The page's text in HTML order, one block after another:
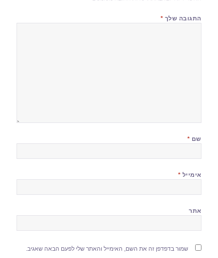
התגובה שלך *
שם *
אימייל *
אתר
שמור בדפדפן זה את השם, האימייל והאתר שלי לפעם הבאה שאגיב.